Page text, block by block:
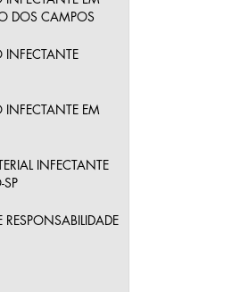
DOS CAMPOS
INFECTANTE
INFECTANTE EM
INFECTANTE
SP